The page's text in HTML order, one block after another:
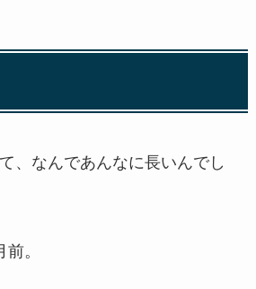
、なんであんなに長いんでし
。